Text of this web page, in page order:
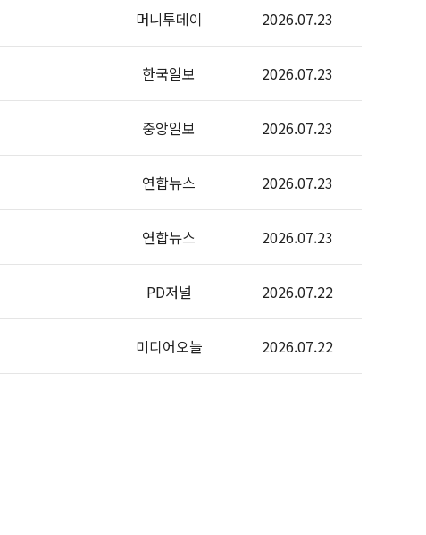
머니투데이 2026.07.23
한국일보 2026.07.23
중앙일보 2026.07.23
연합뉴스 2026.07.23
연합뉴스 2026.07.23
PD저널 2026.07.22
미디어오늘 2026.07.22